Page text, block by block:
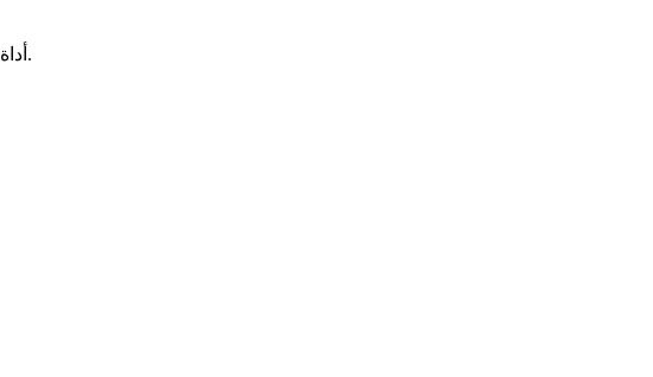
أداة مفيدة لمهام يومية مثل التنقيح، والتنسيق، والتحقق، والتحويل. تراعي الخصوصية ويمكن أن تعمل دون اتصال بعد أول تحميل.